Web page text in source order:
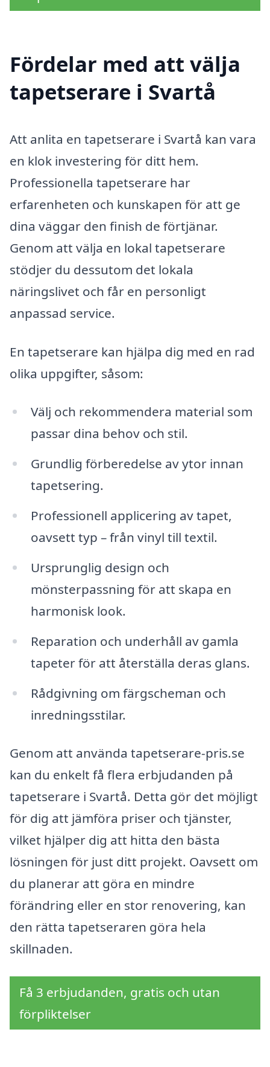
Fördelar med att välja
tapetserare i Svartå
Att anlita en tapetserare i Svartå kan vara
en klok investering för ditt hem.
Professionella tapetserare har
erfarenheten och kunskapen för att ge
dina väggar den finish de förtjänar.
Genom att välja en lokal tapetserare
stödjer du dessutom det lokala
näringslivet och får en personligt
anpassad service.
En tapetserare kan hjälpa dig med en rad
olika uppgifter, såsom:
Välj och rekommendera material som
passar dina behov och stil.
Grundlig förberedelse av ytor innan
tapetsering.
Professionell applicering av tapet,
oavsett typ – från vinyl till textil.
Ursprunglig design och
mönsterpassning för att skapa en
harmonisk look.
Reparation och underhåll av gamla
tapeter för att återställa deras glans.
Rådgivning om färgscheman och
inredningsstilar.
Genom att använda tapetserare-pris.se
kan du enkelt få flera erbjudanden på
tapetserare i Svartå. Detta gör det möjligt
för dig att jämföra priser och tjänster,
vilket hjälper dig att hitta den bästa
lösningen för just ditt projekt. Oavsett om
du planerar att göra en mindre
förändring eller en stor renovering, kan
den rätta tapetseraren göra hela
skillnaden.
Få 3 erbjudanden, gratis och utan
förpliktelser